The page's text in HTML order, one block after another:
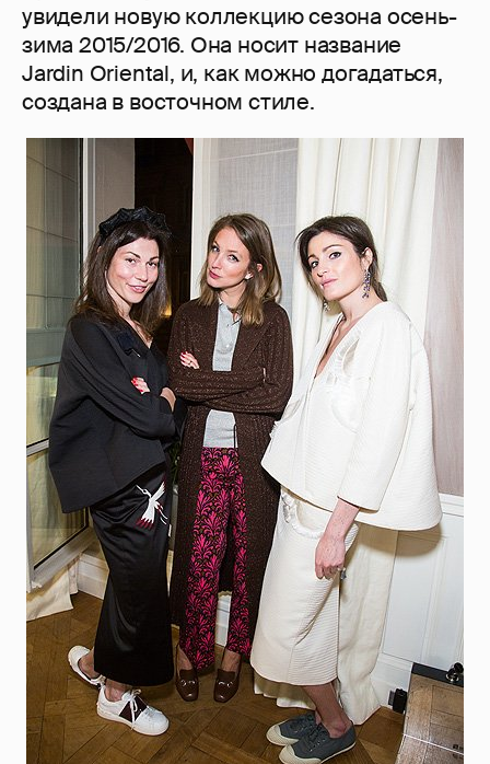
увидели новую коллекцию сезона осень-
зима 2015/2016. Она носит название
Jardin Oriental, и, как можно догадаться,
создана в восточном стиле.